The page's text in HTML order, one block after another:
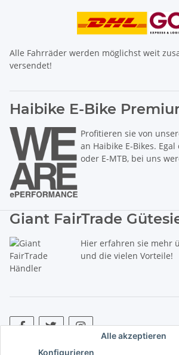
Alle akzeptieren
Konfigurieren
Alle Fahrräder werden möglichst weit
versendet!
Haibike E-Bike
Profitieren sie von
an Haibike E-Bikes. Egal
oder E-MTB, bei uns
Giant FairTrade
Hier erfahren sie mehr
und die vielen Vorteile!